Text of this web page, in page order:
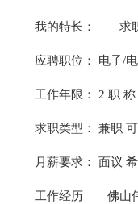
我的特长： 求
应聘职位： 电子/
工作年限： 2 职
求职类型： 兼职
月薪要求： 面议
工作经历 佛山